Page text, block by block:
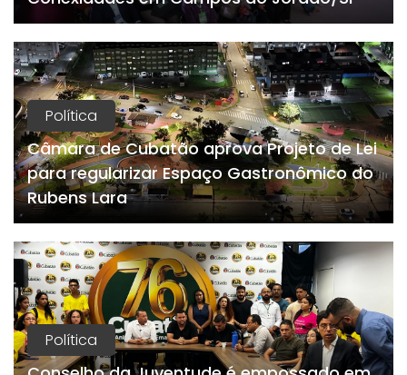
Política
Câmara de Cubatão aprova Projeto de Lei
para regularizar Espaço Gastronômico do
Rubens Lara
Política